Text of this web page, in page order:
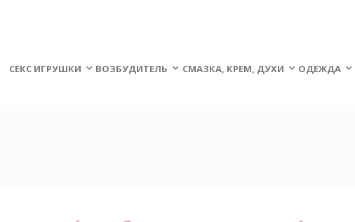
СЕКС ИГРУШКИ ВОЗБУДИТЕЛЬ СМАЗКА, КРЕМ, ДУХИ ОДЕЖДА